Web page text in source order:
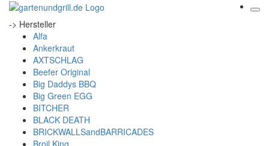
-> Hersteller
Alfa
Ankerkraut
AXTSCHLAG
Beefer Original
Big Daddys BBQ
Big Green EGG
BITCHER
BLACK DEATH
BRICKWALLSandBARRICADES
Broil King